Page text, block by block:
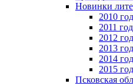
Новинки
2010 год
2011 год
2012 год
2013 год
2014 год
2015 год
Псковская